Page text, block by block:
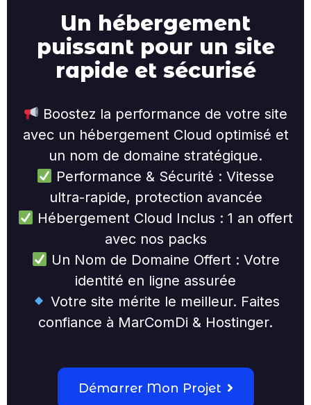
Un hébergement
puissant pour un site
rapide et sécurisé
Boostez la performance de votre site
avec un hébergement Cloud optimisé et
un nom de domaine stratégique.
Performance & Sécurité : Vitesse
ultra-rapide, protection avancée
Hébergement Cloud Inclus : 1 an offert
avec nos packs
Un Nom de Domaine Offert : Votre
identité en ligne assurée
Votre site mérite le meilleur. Faites
confiance à MarComDi & Hostinger.
Démarrer Mon Projet